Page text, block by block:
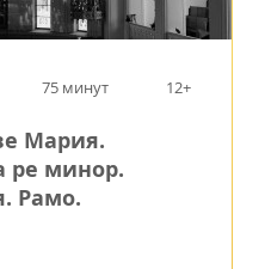
75 минут 12+
Мария.
ре минор.
Рамо.